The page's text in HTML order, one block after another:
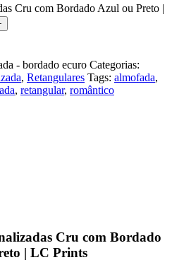
Cru com Bordado Azul ou Preto |
- bordado ecuro Categorias:
, Retangulares Tags: almofada,
, retangular, romântico
Cru com Bordado
| LC Prints